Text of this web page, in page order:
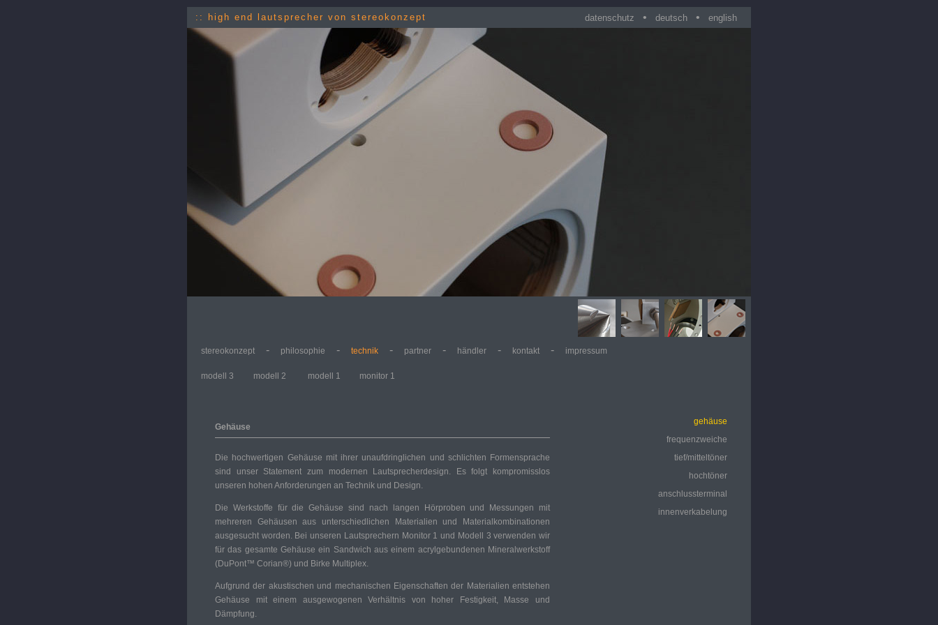
:: high end lautsprecher von stereokonzept datenschutz • deutsch • english
stereokonzept - philosophie - technik - partner - händler - kontakt - impressum
modell 3 modell 2 modell 1 monitor 1
Gehäuse
Die hochwertigen Gehäuse mit ihrer unaufdringlichen und schlichten Formensprache
sind unser Statement zum modernen Lautsprecherdesign. Es folgt kompromisslos
unseren hohen Anforderungen an Technik und Design.
Die Werkstoffe für die Gehäuse sind nach langen Hörproben und Messungen mit
mehreren Gehäusen aus unterschiedlichen Materialien und Materialkombinationen
ausgesucht worden. Bei unseren Lautsprechern Monitor 1 und Modell 3 verwenden wir
für das gesamte Gehäuse ein Sandwich aus einem acrylgebundenen Mineralwerkstoff
(DuPont™ Corian®) und Birke Multiplex.
Aufgrund der akustischen und mechanischen Eigenschaften der Materialien entstehen
Gehäuse mit einem ausgewogenen Verhältnis von hoher Festigkeit, Masse und
Dämpfung.
gehäuse
frequenzweiche
tief/mitteltöner
hochtöner
anschlussterminal
innenverkabelung